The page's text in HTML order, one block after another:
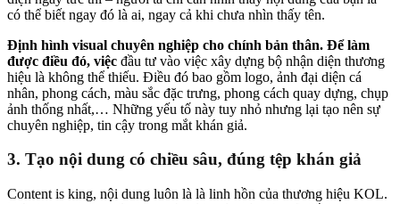
có thể biết ngay đó là ai, ngay cả khi chưa nhìn thấy tên.
Định hình visual chuyên nghiệp cho chính bản thân. Để làm
được điều đó, việc đầu tư vào việc xây dựng bộ nhận diện thương
hiệu là không thể thiếu. Điều đó bao gồm logo, ảnh đại diện cá
nhân, phong cách, màu sắc đặc trưng, phong cách quay dựng, chụp
ảnh thống nhất,… Những yếu tố này tuy nhỏ nhưng lại tạo nên sự
chuyên nghiệp, tin cậy trong mắt khán giả.
3. Tạo nội dung có chiều sâu, đúng tệp khán giả
Content is king, nội dung luôn là là linh hồn của thương hiệu KOL.